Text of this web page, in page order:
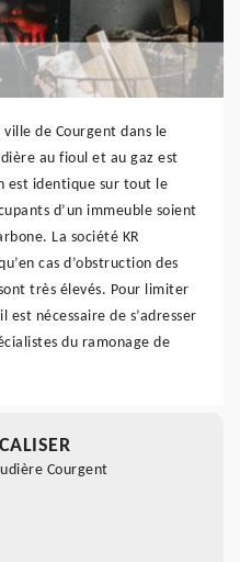
ville de Courgent dans le
au fioul et au gaz est
est identique sur tout le
d’un immeuble soient
La société KR
cas d’obstruction des
très élevés. Pour limiter
nécessaire de s’adresser
du ramonage de
Courgent